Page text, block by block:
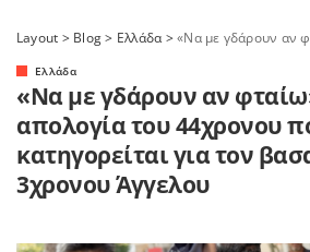
Layout > Blog> Ελλάδα>«Να με γδάρουν αν φταίω»: Όλη η απολογία του
Ελλάδα
«Να με γδάρουν αν
απολογία του 44χρονου
κατηγορείται για τον
3χρονου Άγγελου